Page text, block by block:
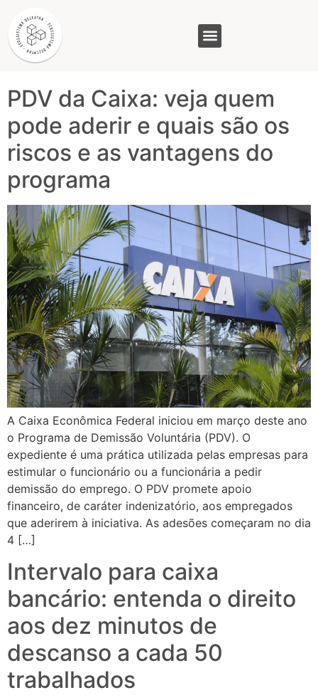
Tag:
Econômica Federal
PDV da Caixa: veja quem
pode aderir e quais são os
riscos e as vantagens do
programa
A Caixa Econômica Federal iniciou em março deste ano
o Programa de Demissão Voluntária (PDV). O
expediente é uma prática utilizada pelas empresas para
estimular o funcionário ou a funcionária a pedir
demissão do emprego. O PDV promete apoio
financeiro, de caráter indenizatório, aos empregados
que aderirem à iniciativa. As adesões começaram no dia
4 […]
Intervalo para caixa
bancário: entenda o direito
aos dez minutos de
descanso a cada 50
trabalhados